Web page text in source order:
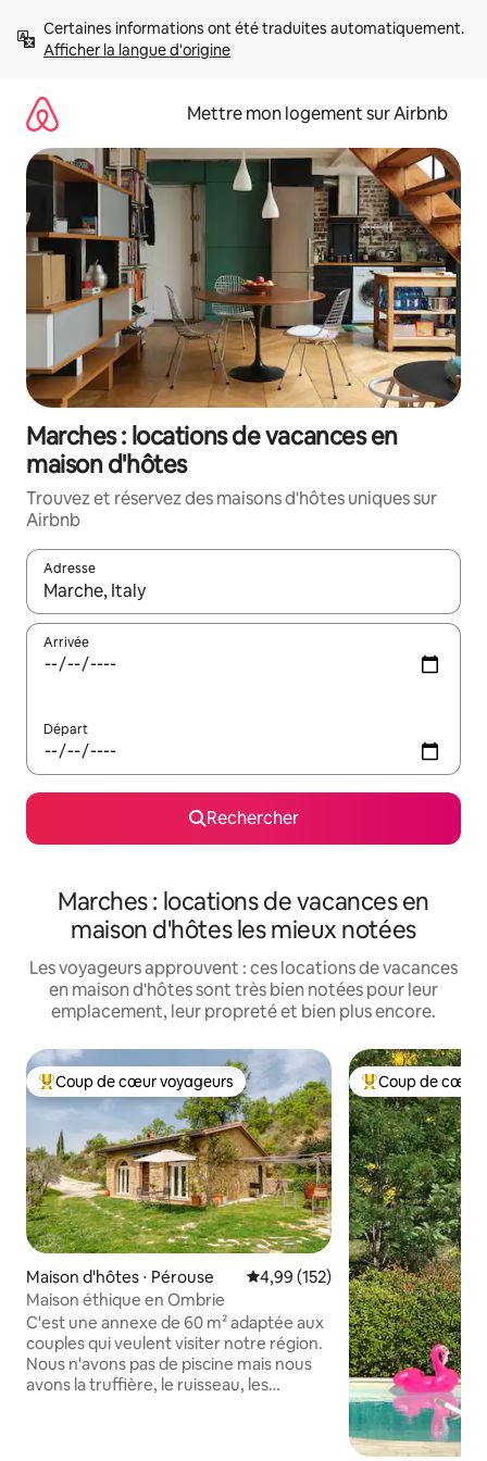
directement
Afficher la langue d'origine
Mettre mon logement sur Airbnb
Marches : locations de vacances en
maison d'hôtes
Trouvez et réservez des maisons d'hôtes uniques sur
Airbnb
Adresse
Lorsque les résultats s'affichent, utilisez les flèches vers le
Arrivée
Départ
Rechercher
Marches : locations de vacances en
maison d'hôtes les mieux notées
Les voyageurs approuvent : ces locations de vacances
en maison d'hôtes sont très bien notées pour leur
emplacement, leur propreté et bien plus encore.
Coups de cœur voyageurs les plus appréciés
Coup de cœur voyageurs
Maison d'hôtes ⋅ Pérouse Évaluation moyenne sur la
4,99 (152)
Maison éthique en Ombrie
C'est une annexe de 60 m² adaptée aux
couples qui veulent visiter notre région.
Nous n'avons pas de piscine mais nous
avons la truffière, le ruisseau, les
Coups de cœur
Coup de cœur